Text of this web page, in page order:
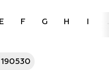
E F G H I
190530